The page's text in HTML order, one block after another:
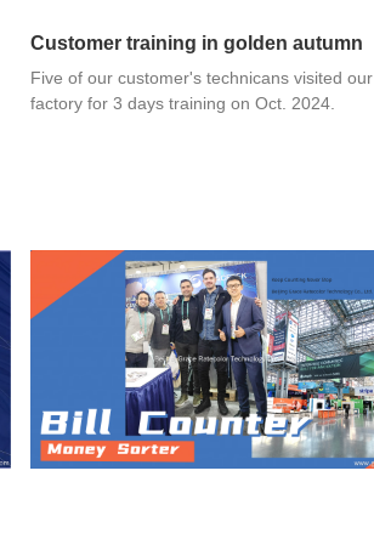
Customer training in golden autumn
Five of our customer's technicans visited our
factory for 3 days training on Oct. 2024.